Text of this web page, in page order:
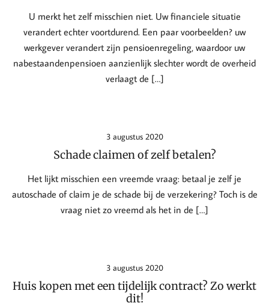
U merkt het zelf misschien niet. Uw financiele situatie
verandert echter voortdurend. Een paar voorbeelden? uw
werkgever verandert zijn pensioenregeling, waardoor uw
nabestaandenpensioen aanzienlijk slechter wordt de overheid
verlaagt de […]
3 augustus 2020
Schade claimen of zelf betalen?
Het lijkt misschien een vreemde vraag: betaal je zelf je
autoschade of claim je de schade bij de verzekering? Toch is de
vraag niet zo vreemd als het in de […]
3 augustus 2020
Huis kopen met een tijdelijk contract? Zo werkt
dit!